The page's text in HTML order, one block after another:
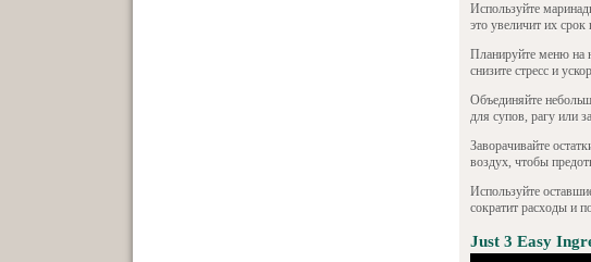
Используйте
это увеличит их
Планируйте меню на
снизите стресс и
Объединяйте
для супов, рагу или
Заворачивайте
воздух, чтобы
Используйте
сократит расходы и
Just 3 Easy